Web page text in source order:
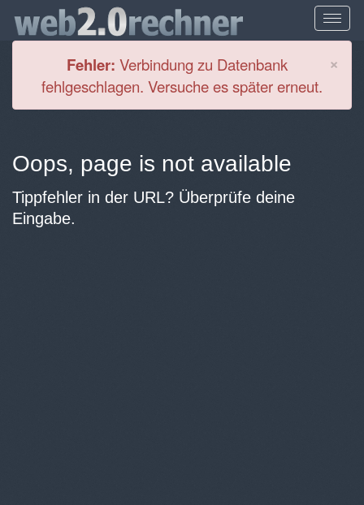
×
Fehler: Verbindung zu Datenbank
fehlgeschlagen. Versuche es später erneut.
Oops, page is not available
Tippfehler in der URL? Überprüfe deine
Eingabe.